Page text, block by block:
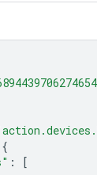
{
:
[